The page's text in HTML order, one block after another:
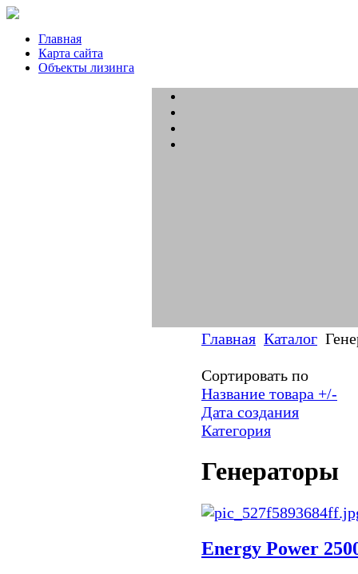
Главная
Карта сайта
Объекты лизинга
Главная Каталог
Сортировать по
Название товара +/-
Дата создания
Категория
Генераторы
Energy Power